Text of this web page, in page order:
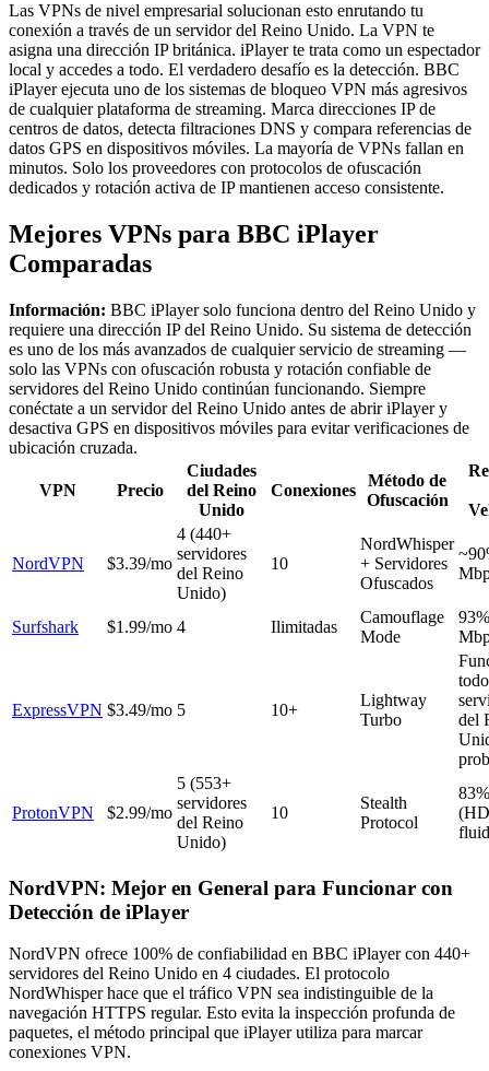
Las VPNs de nivel empresarial solucionan esto enrutando tu
conexión a través de un servidor del Reino Unido. La VPN te
asigna una dirección IP británica. iPlayer te trata como un espectador
local y accedes a todo. El verdadero desafío es la detección. BBC
iPlayer ejecuta uno de los sistemas de bloqueo VPN más agresivos
de cualquier plataforma de streaming. Marca direcciones IP de
centros de datos, detecta filtraciones DNS y compara referencias de
datos GPS en dispositivos móviles. La mayoría de VPNs fallan en
minutos. Solo los proveedores con protocolos de ofuscación
dedicados y rotación activa de IP mantienen acceso consistente.
Mejores VPNs para BBC iPlayer
Comparadas
Información: BBC iPlayer solo funciona dentro del Reino Unido y
requiere una dirección IP del Reino Unido. Su sistema de detección
es uno de los más avanzados de cualquier servicio de streaming —
solo las VPNs con ofuscación robusta y rotación confiable de
servidores del Reino Unido continúan funcionando. Siempre
conéctate a un servidor del Reino Unido antes de abrir iPlayer y
desactiva GPS en dispositivos móviles para evitar verificaciones de
ubicación cruzada.
VPN Precio
Ciudades
del Reino
Unido
Conexiones
Método de
Ofuscación
NordVPN $3.39/mo
4 (440+
servidores
del Reino
Unido)
10
NordWhisper
+ Servidores
Ofuscados
Surfshark $1.99/mo 4 Ilimitadas
Camouflage
Mode
ExpressVPN $3.49/mo 5 10+
Lightway
Turbo
del
ProtonVPN $2.99/mo
5 (553+
servidores
del Reino
Unido)
10
Stealth
Protocol
83%
NordVPN: Mejor en General para Funcionar con
Detección de iPlayer
NordVPN ofrece 100% de confiabilidad en BBC iPlayer con 440+
servidores del Reino Unido en 4 ciudades. El protocolo
NordWhisper hace que el tráfico VPN sea indistinguible de la
navegación HTTPS regular. Esto evita la inspección profunda de
paquetes, el método principal que iPlayer utiliza para marcar
conexiones VPN.